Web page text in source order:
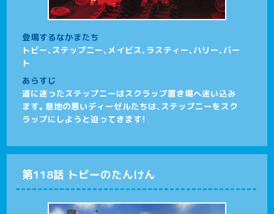
登場するなかまたち
トビー、ステップニー、メイビス、ラスティー、ハリー、バー
ト
あらすじ
道に迷ったステップニーはスクラップ置き場へ迷い込み
ます。意地の悪いディーゼルたちは、ステップニーをスク
ラップにしようと迫ってきます！
第118話 トビーのたんけん